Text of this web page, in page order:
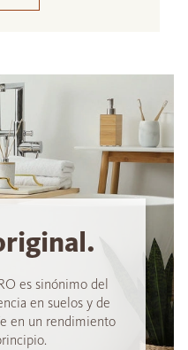
es sinónimo del
en suelos y de
en un rendimiento